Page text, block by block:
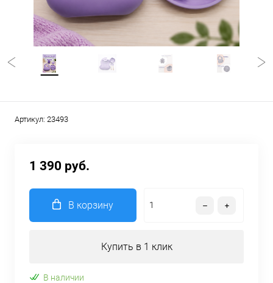
Артикул: 23493
1 390 руб.
В корзину
Купить в 1 клик
В наличии